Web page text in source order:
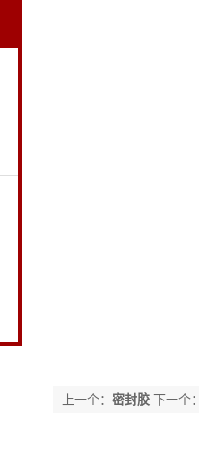
上一个： 密封胶 下一个